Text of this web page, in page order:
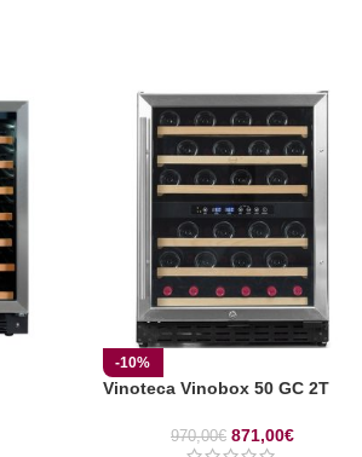
-10%
Vinoteca Vinobox 50 GC 2T
970,00€ 871,00€